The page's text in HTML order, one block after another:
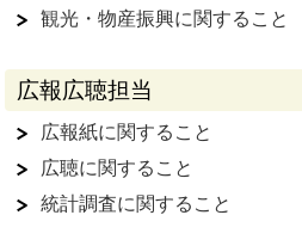
観光・物産振興に関すること
広報広聴担当
広報紙に関すること
広聴に関すること
統計調査に関すること